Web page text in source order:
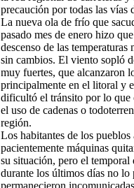
precaución por todas las vías
La nueva ola de frío que
pasado mes de enero hizo
descenso de las
sin cambios. El viento sopló
muy fuertes, que alcanzaron
principalmente en el litoral y
dificultó el tránsito por lo que
el uso de cadenas o
región.
Los habitantes de los
pacientemente máquinas
su situación, pero el temporal
durante los últimos días no
permanecieron